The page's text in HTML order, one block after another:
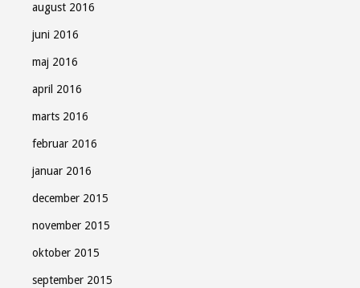
august 2016
juni 2016
maj 2016
april 2016
marts 2016
februar 2016
januar 2016
december 2015
november 2015
oktober 2015
september 2015